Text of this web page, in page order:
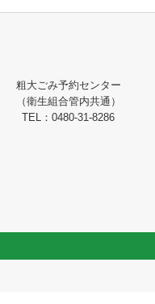
粗大ごみ予約センター
（衛生組合管内共通）
TEL：0480-31-8286